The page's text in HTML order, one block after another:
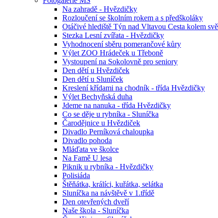
Na zahradě - Hvězdičky
Rozloučení se školním rokem a s předškoláky
Otáčivé hlediště Týn nad Vltavou Cesta kolem
Stezka Lesní zvířata - Hvězdičky
Vyhodnocení sběru pomerančové kůry
Výlet ZOO Hrádeček u Třeboně
Vystoupení na Sokolovně pro seniory
Den dětí u Hvězdiček
Den dětí u Sluníček
Kreslení křídami na chodník - třída Hvězdičky
Výlet Bechyňská duha
Jdeme na nanuka - třída Hvězdičky
Co se děje u rybníka - Sluníčka
Čarodějnice u Hvězdiček
Divadlo Perníková chaloupka
Divadlo pohoda
Mláďata ve školce
Na Famě U lesa
Piknik u rybníka - Hvězdičky
Polisiáda
Štěňátka, králíci, kuřátka, selátka
Sluníčka na návštěvě v 1.třídě
Den otevřených dveří
Naše škola - Sluníčka